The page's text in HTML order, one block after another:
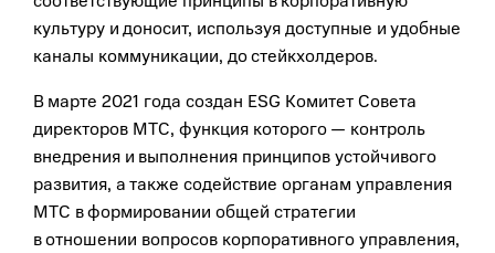
культуру и доносит, используя доступные и удобные
каналы коммуникации, до стейкхолдеров.
В марте 2021 года создан ESG Комитет Совета
директоров МТС, функция которого — контроль
внедрения и выполнения принципов устойчивого
развития, а также содействие органам управления
МТС в формировании общей стратегии
в отношении вопросов корпоративного управления,